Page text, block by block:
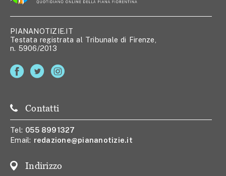
PIANANOTIZIE.IT
Testata registrata al Tribunale di Firenze,
n. 5906/2013
Contatti
Tel: 055 8991327
Email: redazione@piananotizie.it
Indirizzo